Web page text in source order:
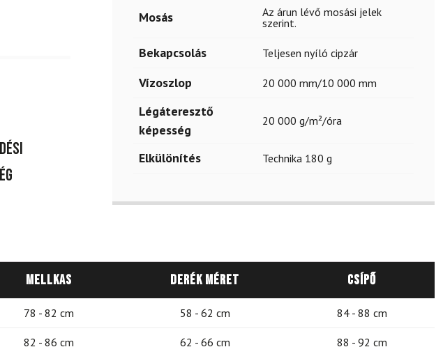
Mosás
Az árun lévő mosási jelek
szerint.
Bekapcsolás Teljesen nyíló cipzár
Vízoszlop 20 000 mm/10 000 mm
Légáteresztő
képesség
20 000 g/m²/óra
Elkülönítés Technika 180 g
Mellkas Derék méret Csípő
78 - 82 cm 58 - 62 cm 84 - 88 cm
82 - 86 cm 62 - 66 cm 88 - 92 cm